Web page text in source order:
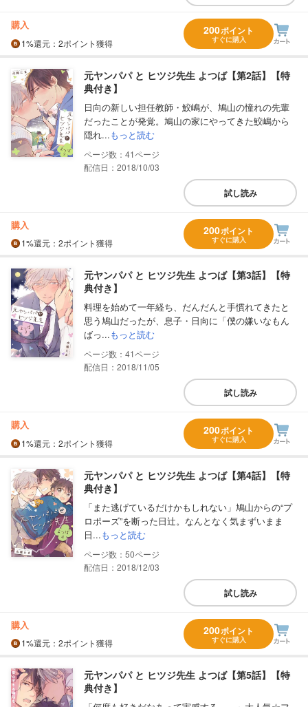
購入
1%還元 ：2ポイント獲得
200ポイント
すぐに購入
元ヤンパパ と ヒツジ先生 よつば【第2話】【特
典付き】
日向の新しい担任教師・鮫嶋が、鳩山の憧れの先輩
だったことが発覚。鳩山の家にやってきた鮫嶋から
隠れ...もっと読む
41
配信日：2018/10/03
試し読み
購入
1%還元 ：2ポイント獲得
200ポイント
すぐに購入
元ヤンパパ と ヒツジ先生 よつば【第3話】【特
典付き】
料理を始めて一年経ち、だんだんと手慣れてきたと
思う鳩山だったが、息子・日向に「僕の嫌いなもん
ばっ...もっと読む
41
配信日：2018/11/05
試し読み
購入
1%還元 ：2ポイント獲得
200ポイント
すぐに購入
元ヤンパパ と ヒツジ先生 よつば【第4話】【特
典付き】
「また逃げているだけかもしれない」鳩山からの“プ
ロポーズ”を断った日辻。なんとなく気まずいまま
日...もっと読む
50
配信日：2018/12/03
試し読み
購入
1%還元 ：2ポイント獲得
200ポイント
すぐに購入
元ヤンパパ と ヒツジ先生 よつば【第5話】【特
典付き】